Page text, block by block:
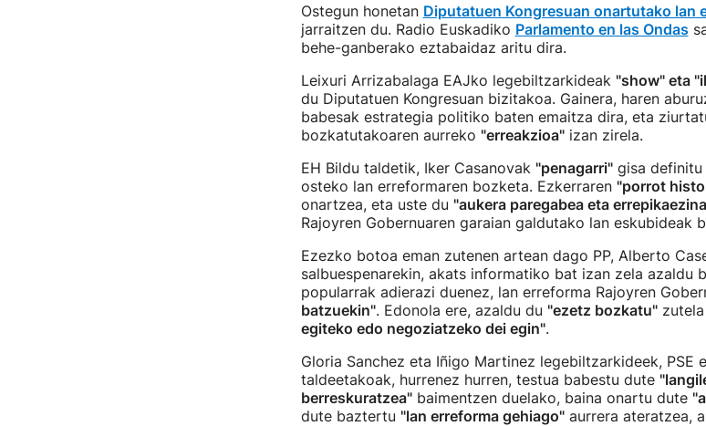
Ostegun honetan Diputatuen Kongresuan onartutako lan
jarraitzen du. Radio Euskadiko Parlamento en las Ondas
behe-ganberako eztabaidaz aritu dira.
Leixuri Arrizabalaga EAJko legebiltzarkideak "show" eta
du Diputatuen Kongresuan bizitakoa. Gainera, haren
babesak estrategia politiko baten emaitza dira, eta
bozkatutakoaren aurreko "erreakzioa"izan zirela.
EH Bildu taldetik, Iker Casanovak "penagarri"gisa definitu
osteko lan erreformaren bozketa. Ezkerraren "porrot
onartzea, eta uste du "aukera paregabea eta
Rajoyren Gobernuaren garaian galdutako lan eskubideak
Ezezko botoa eman zutenen artean dago PP, Alberto
salbuespenarekin, akats informatiko bat izan zela azaldu
popularrak adierazi duenez, lan erreforma Rajoyren
batzuekin". Edonola ere, azaldu du "ezetz bozkatu"zutela
egiteko edo negoziatzeko dei egin".
Gloria Sanchez eta Iñigo Martinez legebiltzarkideek, PSE
taldeetakoak, hurrenez hurren, testua babestu dute
berreskuratzea"baimentzen duelako, baina onartu dute
dute baztertu "lan erreforma gehiago"aurrera ateratzea,